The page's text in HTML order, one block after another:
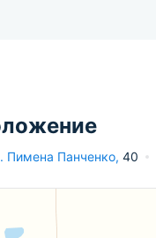
Пимена Панченко, 40